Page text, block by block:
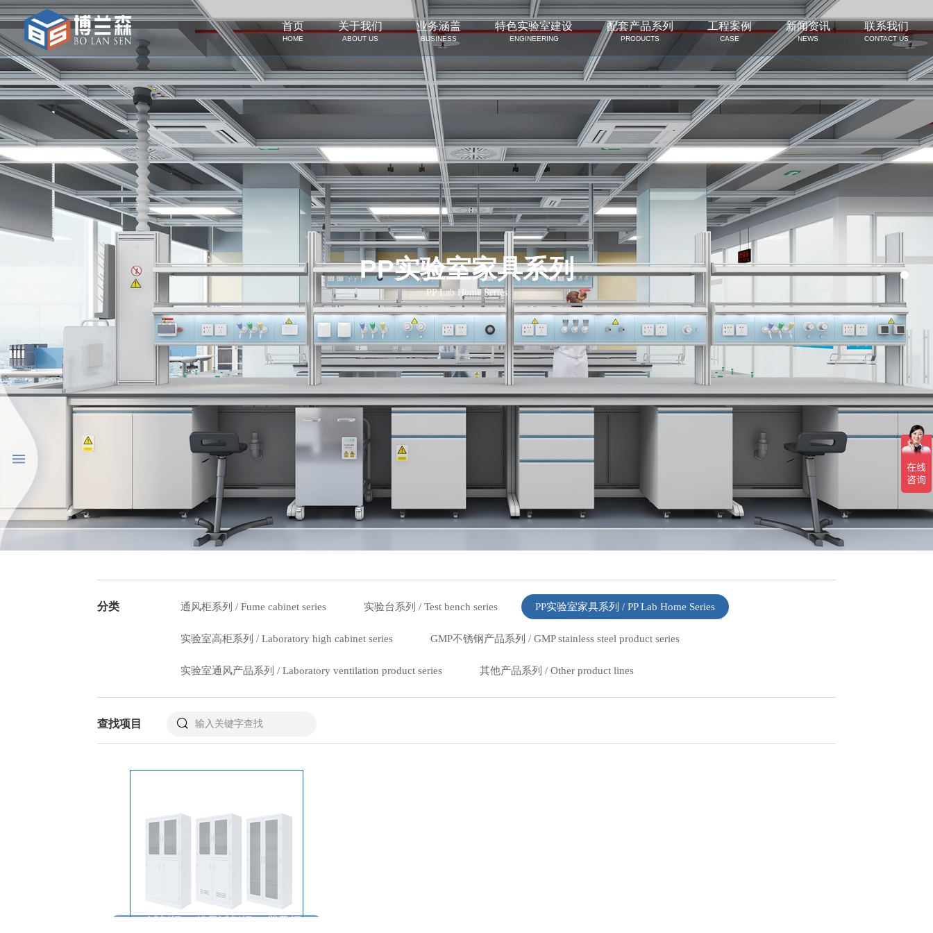
首页
HOME
关于我们
ABOUT US
业务涵盖
BUSINESS
特色实验室建设
ENGINEERING
配套产品系列
PRODUCTS
工程案例
CASE
新闻资讯
NEWS
联系我们
CONTACT US
PP实验室家具系列
PP Lab Home Series
分类 通风柜系列 / Fume cabinet series 实验台系列 / Test bench series PP实验室家具系列 / PP Lab Home Series
实验室高柜系列 / Laboratory high cabinet series GMP不锈钢产品系列 / GMP stainless steel product series
实验室通风产品系列 / Laboratory ventilation product series 其他产品系列 / Other product lines
查找项目
PP试剂柜/PP排风试剂柜/PP器皿柜